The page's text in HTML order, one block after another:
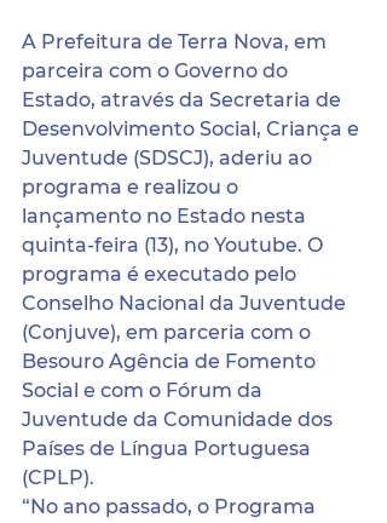
A Prefeitura de Terra Nova, em
parceira com o Governo do
Estado, através da Secretaria de
Desenvolvimento Social, Criança e
Juventude (SDSCJ), aderiu ao
programa e realizou o
lançamento no Estado nesta
quinta-feira (13), no Youtube. O
programa é executado pelo
Conselho Nacional da Juventude
(Conjuve), em parceria com o
Besouro Agência de Fomento
Social e com o Fórum da
Juventude da Comunidade dos
Países de Língua Portuguesa
(CPLP).
“No ano passado, o Programa